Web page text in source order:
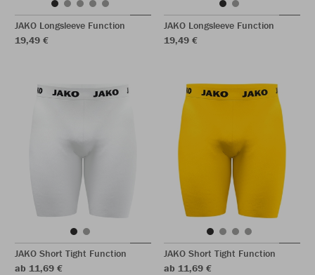
JAKO Longsleeve Function
19,49 €
JAKO Longsleeve Function
19,49 €
JAKO Short Tight Function
ab 11,69 €
JAKO Short Tight Function
ab 11,69 €